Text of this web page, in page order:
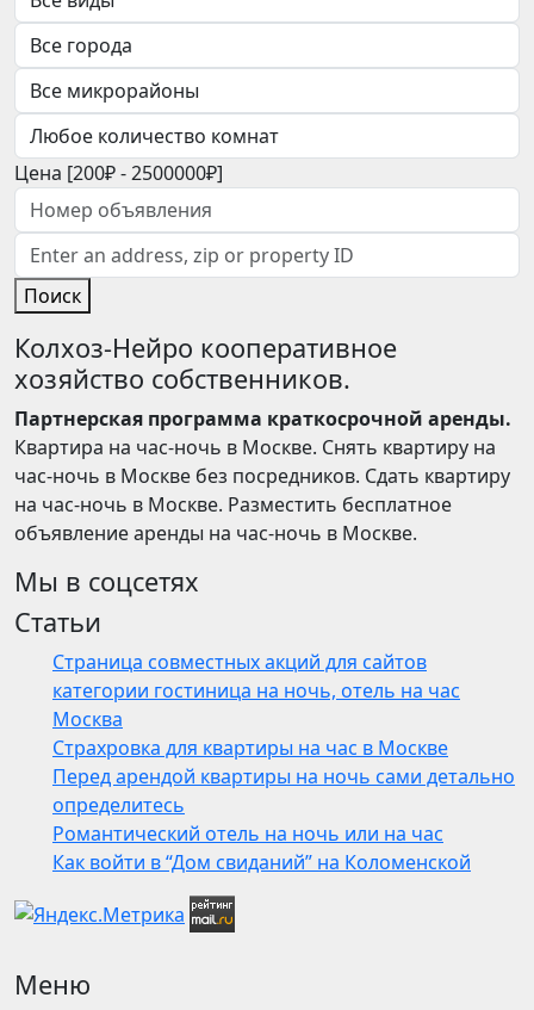
Цена [200₽-2500000₽]
Поиск
Колхоз-Нейро кооперативное
хозяйство собственников.
Партнерская программа краткосрочной аренды.
Квартира на час-ночь в Москве. Снять квартиру на
час-ночь в Москве без посредников. Сдать квартиру
на час-ночь в Москве. Разместить бесплатное
объявление аренды на час-ночь в Москве.
Мы в соцсетях
Статьи
Страница совместных акций для сайтов
категории гостиница на ночь, отель на час
Москва
Страхровка для квартиры на час в Москве
Перед арендой квартиры на ночь сами детально
определитесь
Романтический отель на ночь или на час
Как войти в “Дом свиданий” на Коломенской
Меню